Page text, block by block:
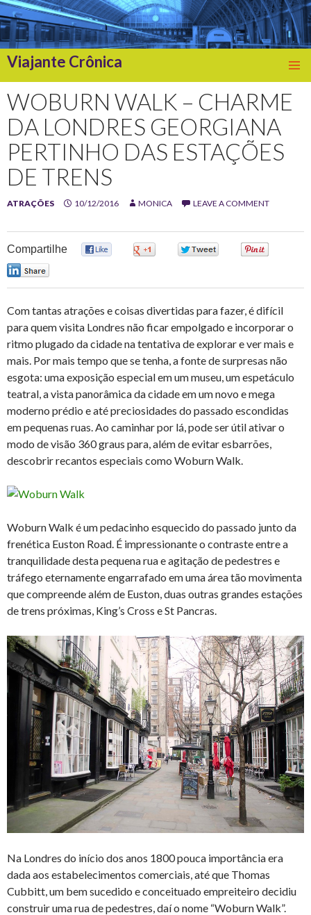
Viajante Crônica
TO
CONTENT
WOBURN WALK – CHARME
DA LONDRES GEORGIANA
PERTINHO DAS ESTAÇÕES
DE TRENS
ATRAÇÕES 10/12/2016 MONICA LEAVE A COMMENT
Compartilhe
Com tantas atrações e coisas divertidas para fazer, é difícil
para quem visita Londres não ficar empolgado e incorporar o
ritmo plugado da cidade na tentativa de explorar e ver mais e
mais. Por mais tempo que se tenha, a fonte de surpresas não
esgota: uma exposição especial em um museu, um espetáculo
teatral, a vista panorâmica da cidade em um novo e mega
moderno prédio e até preciosidades do passado escondidas
em pequenas ruas. Ao caminhar por lá, pode ser útil ativar o
modo de visão 360 graus para, além de evitar esbarrões,
descobrir recantos especiais como Woburn Walk.
Woburn Walk é um pedacinho esquecido do passado junto da
frenética Euston Road. É impressionante o contraste entre a
tranquilidade desta pequena rua e agitação de pedestres e
tráfego eternamente engarrafado em uma área tão movimenta
que compreende além de Euston, duas outras grandes estações
de trens próximas, King’s Cross e St Pancras.
Na Londres do início dos anos 1800 pouca importância era
dada aos estabelecimentos comerciais, até que Thomas
Cubbitt, um bem sucedido e conceituado empreiteiro decidiu
construir uma rua de pedestres, daí o nome “Woburn Walk”.